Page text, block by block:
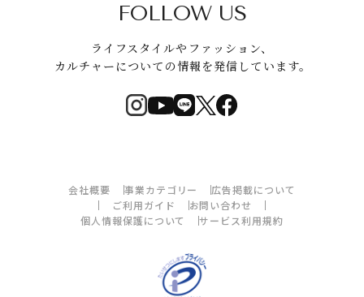
FOLLOW US
ライフスタイルやファッション、
カルチャーについての情報を発信しています。
会社概要 事業カテゴリー
広告掲載について
ご利用ガイド
お問い合わせ
個人情報保護について
サービス利用規約